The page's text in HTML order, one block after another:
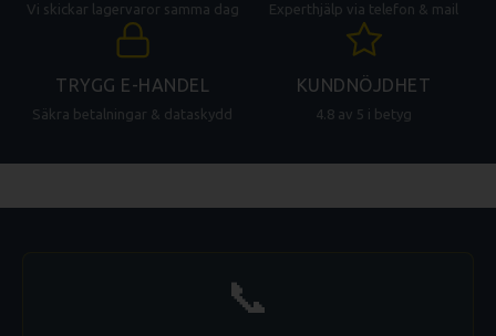
Vi skickar lagervaror samma dag Experthjälp via telefon & mail
TRYGG E-HANDEL
Säkra betalningar & dataskydd
KUNDNÖJDHET
4.8 av 5 i betyg
📞